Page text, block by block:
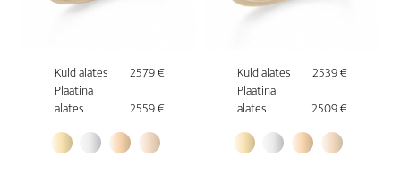
Kuld alates
2579 €
Plaatina
alates
2559 €
Kuld alates
2539 €
Plaatina
alates
2509 €